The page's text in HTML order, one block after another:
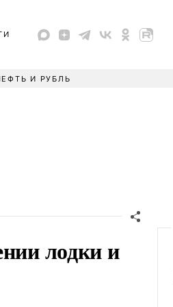
И РУБЛЬ
лодки и